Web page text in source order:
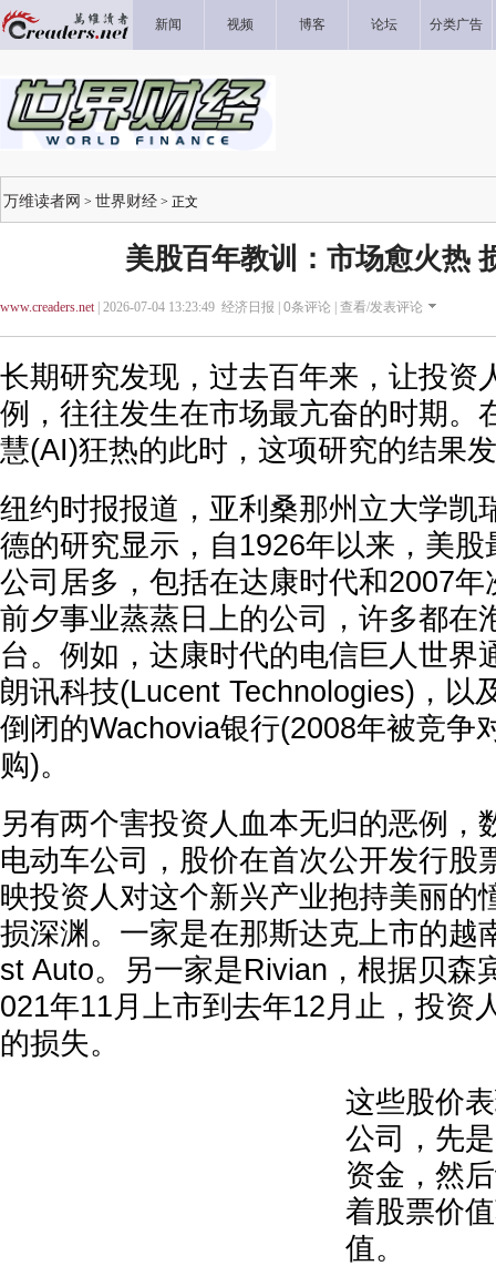
新闻 视频 博客 论坛 分类广告
万维读者网 > 世界财经 > 正文
美股百年教训：市场愈火热
www.creaders.net| 2026-07-04 13:23:49 经济日报 | 0条评论 | 查看/发表评论
长期研究发现，过去百年来，让投资
例，往往发生在市场最亢奋的时期。
慧(AI)狂热的此时，这项研究的结果
纽约时报报道，亚利桑那州立大学凯
德的研究显示，自1926年以来，美
公司居多，包括在达康时代和2007
前夕事业蒸蒸日上的公司，许多都在
台。例如，达康时代的电信巨人世界
朗讯科技(Lucent Technologies)，以
倒闭的Wachovia银行(2008年被竞争
购)。
另有两个害投资人血本无归的恶例，
电动车公司，股价在首次公开发行股
映投资人对这个新兴产业抱持美丽的
损深渊。一家是在那斯达克上市的越
st Auto。另一家是Rivian，根据贝森
021年11月上市到去年12月止，投资
的损失。
这些股价
公司，先
资金，然
着股票价
值。